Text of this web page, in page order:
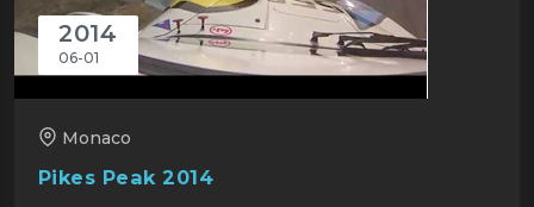
2014
06-01
Monaco
Pikes Peak 2014